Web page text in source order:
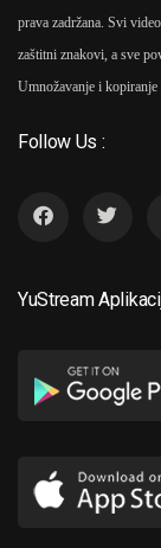
prava zadržana. Svi
zaštitni znakovi, a sve
Umnožavanje i kopiranje
Follow Us :
YuStream